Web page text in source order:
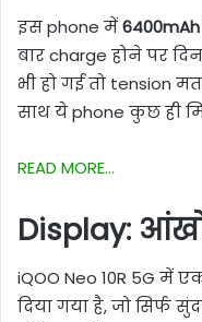
इस phone में
बार charge होने पर
भी हो गई तो tension
साथ ये phone कुछ ही
READ MORE…
Display:
iQOO Neo 10R 5G में
दिया गया है, जो सिर्फ